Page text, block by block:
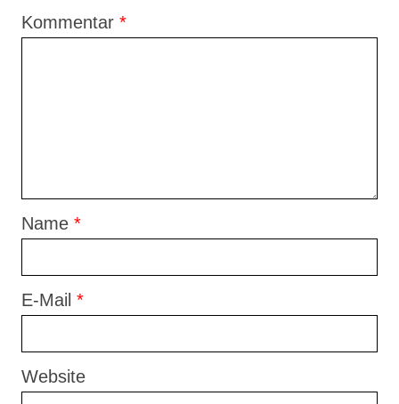
Kommentar *
Name *
E-Mail *
Website